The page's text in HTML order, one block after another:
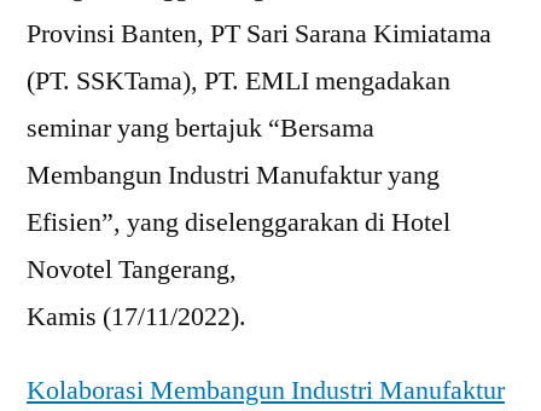
Provinsi Banten, PT Sari Sarana Kimiatama
(PT. SSKTama), PT. EMLI mengadakan
seminar yang bertajuk “Bersama
Membangun Industri Manufaktur yang
Efisien”, yang diselenggarakan di Hotel
Novotel Tangerang,
Kamis (17/11/2022).
Kolaborasi Membangun Industri Manufaktur